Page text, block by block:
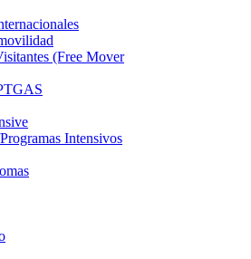
(Free Mover
Intensivos